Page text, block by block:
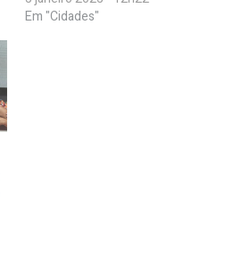
Em "Cidades"